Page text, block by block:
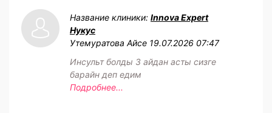
Название клиники: Innova Expert
Нукус
Утемуратова Айсе 19.07.2026 07:47
Инсульт болды 3 айдан асты сизге
барайн деп едим
Подробнее...